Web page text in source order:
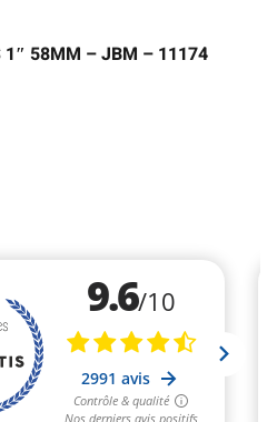
1″ 58MM – JBM – 11174